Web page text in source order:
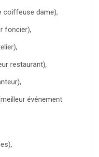
coiffeuse dame),
foncier),
restaurant),
événement